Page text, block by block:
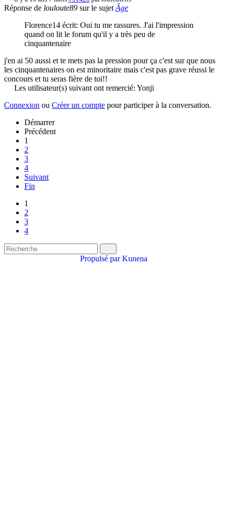
Réponse de louloute89 sur le sujet Âge
Florence14 écrit: Oui tu me rassures. J'ai l'impression
quand on lit le forum qu'il y a très peu de
cinquantenaire
j'en ai 50 aussi et te mets pas la pression pour ça c'est sur que nous
les cinquantenaires on est minoritaire mais c'est pas grave réussi le
concours et tu seras fière de toi!!
Les utilisateur(s) suivant ont remercié: Yonji
Connexion ou Créer un compte pour participer à la conversation.
Démarrer
Précédent
1
2
3
4
Suivant
Fin
1
2
3
4
Propulsé parKunena